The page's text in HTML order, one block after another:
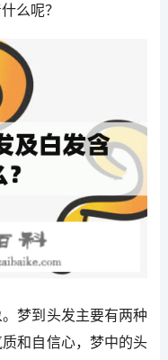
么呢？
梦到头发主要有两种
和自信心，梦中的头